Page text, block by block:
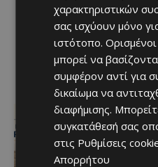
Ειδήσεις
Afentiko
χαρακτηριστικών
σας ισχύουν μόνο
ιστότοπο.
μπορεί να
συμφέρον αντί για
δικαίωμα να
διαφήμισης.
συγκατάθεσή σας
στις Ρυθμίσεις
Απορρήτου